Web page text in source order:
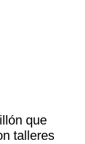
que
talleres